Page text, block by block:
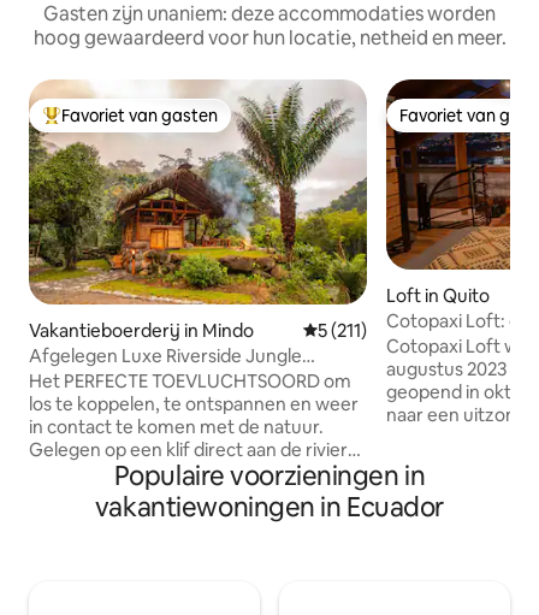
Gasten zijn unaniem: deze accommodaties worden
hoog gewaardeerd voor hun locatie, netheid en meer.
Topfavoriet van gasten
Favoriet van gasten
Vakantieboerderij in Mindo Gemiddelde beoordeling
5 (211)
Afgelegen Luxe Riverside Jungle
Retreat/Farmstay
Het PERFECTE TOEVLUCHTSOORD om
los te koppelen, te ontspannen en weer
in contact te komen met de natuur.
Gelegen op een klif direct aan de rivier
met epische uitzichten op de vallei en de
rivier, TOTAAL OFF THE GRID, op zonne-
energie, veilig, comfortabel en luxueus.
Favoriet van
Favoriet van
Loft in Quito
Cotopaxi Loft:
innovatie
Cotopaxi Loft
augustus 2023
geopend in
naar een
de 5 meest
plaatsen in de
je bent op de
Populaire voorzieningen in
vakantiewoningen in Ecuador